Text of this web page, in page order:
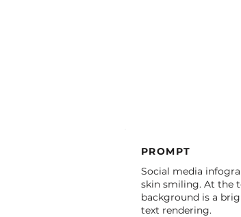
PROMPT
Social media
skin smiling. At the
background is a
text rendering.